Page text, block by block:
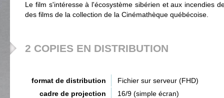
Le film s'intéresse à l'écosystème sibérien et aux incendies
des films de la collection de la Cinémathèque québécoise.
2 COPIES EN DISTRIBUTION
format de distribution
Fichier sur serveur (FHD)
cadre de projection
16/9 (simple écran)